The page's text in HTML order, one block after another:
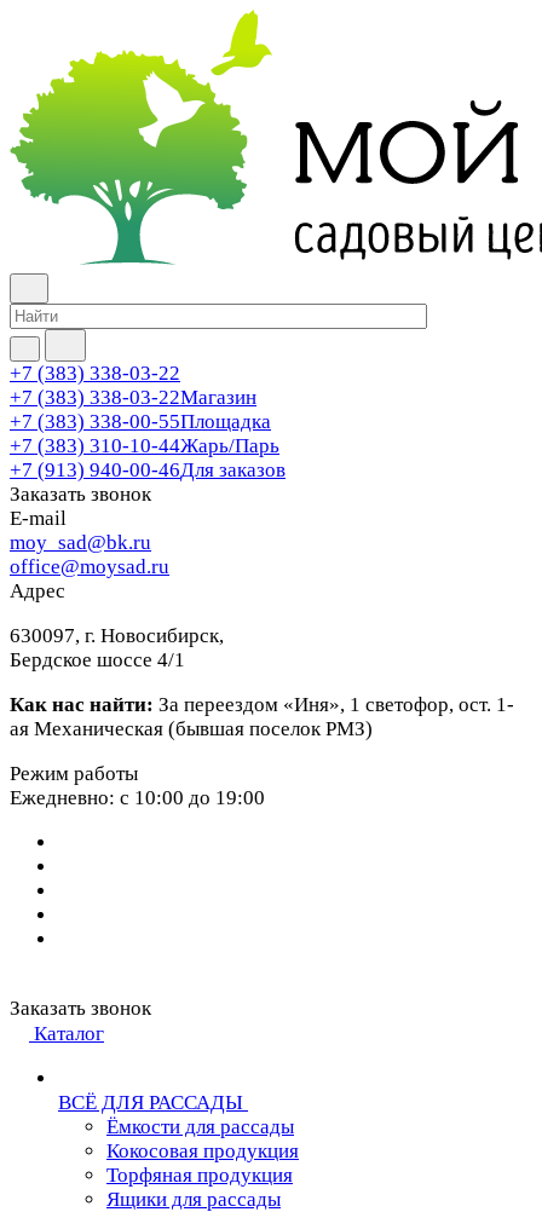
+7 (383) 338-03-22
+7 (383) 338-03-22Магазин
+7 (383) 338-00-55Площадка
+7 (383) 310-10-44Жарь/Парь
+7 (913) 940-00-46Для заказов
Заказать звонок
E-mail
moy_sad@bk.ru
office@moysad.ru
Адрес
630097, г. Новосибирск,
Бердское шоссе 4/1
Как нас найти: За переездом «Иня», 1 светофор, ост. 1-
ая Механическая (бывшая поселок РМЗ)
Режим работы
Ежедневно: с 10:00 до 19:00
Заказать звонок
Каталог
ВСЁ ДЛЯ РАССАДЫ
Ёмкости для рассады
Кокосовая продукция
Торфяная продукция
Ящики для рассады